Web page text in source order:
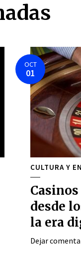
OCT
01
CULTURA Y
desde
la era
Dejar